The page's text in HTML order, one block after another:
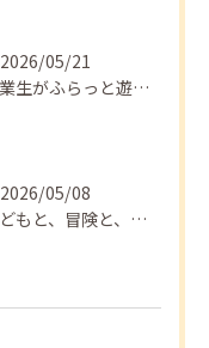
2026/05/21
卒業生がふらっと遊びに来てくれました
2026/05/08
子どもと、冒険と、学び